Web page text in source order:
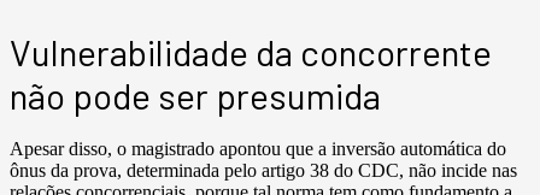
Vulnerabilidade da concorrente
não pode ser presumida
Apesar disso, o magistrado apontou que a inversão automática do
ônus da prova, determinada pelo artigo 38 do CDC, não incide nas